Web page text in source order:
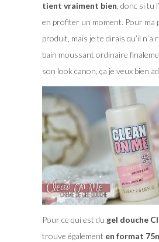
tient vraiment bien, donc si tu
en profiter un moment. Pour ma
produit, mais je te dirais qu’il n’a
bain moussant ordinaire
son look canon, ça je veux bien
Pour ce qui est du gel douche
trouve également en format